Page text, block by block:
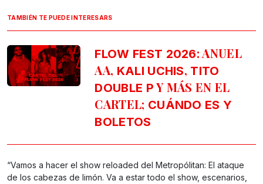
TAMBIÉN TE PUEDE INTERESARS
FLOW FEST 2026: ANUEL
AA, KALI UCHIS, TITO
DOUBLE P Y MÁS EN EL
CARTEL; CUÁNDO ES Y
BOLETOS
“Vamos a hacer el show reloaded del Metropólitan: El ataque
de los cabezas de limón. Va a estar todo el show, escenarios,